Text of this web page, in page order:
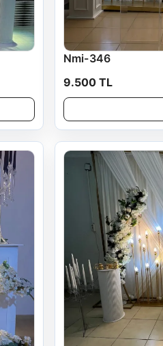
Nmi-346
9.500 TL